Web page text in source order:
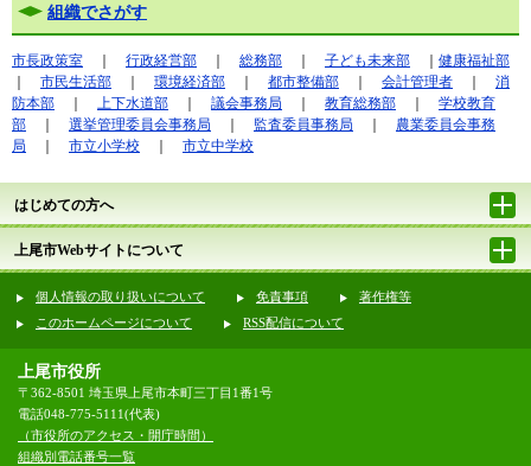
組織でさがす
市長政策室 ｜ 行政経営部 ｜ 総務部 ｜ 子ども未来部 ｜ 健康福祉部
｜ 市民生活部 ｜ 環境経済部 ｜ 都市整備部 ｜ 会計管理者 ｜ 消
防本部 ｜ 上下水道部 ｜ 議会事務局 ｜ 教育総務部 ｜ 学校教育
部 ｜ 選挙管理委員会事務局 ｜ 監査委員事務局 ｜ 農業委員会事務
局 ｜ 市立小学校 ｜ 市立中学校
はじめての方へ
上尾市Webサイトについて
個人情報の取り扱いについて 免責事項
著作権等
このホームページについて
RSS配信について
上尾市役所
〒362-8501 埼玉県上尾市本町三丁目1番1号
電話048-775-5111(代表)
（市役所のアクセス・開庁時間）
組織別電話番号一覧